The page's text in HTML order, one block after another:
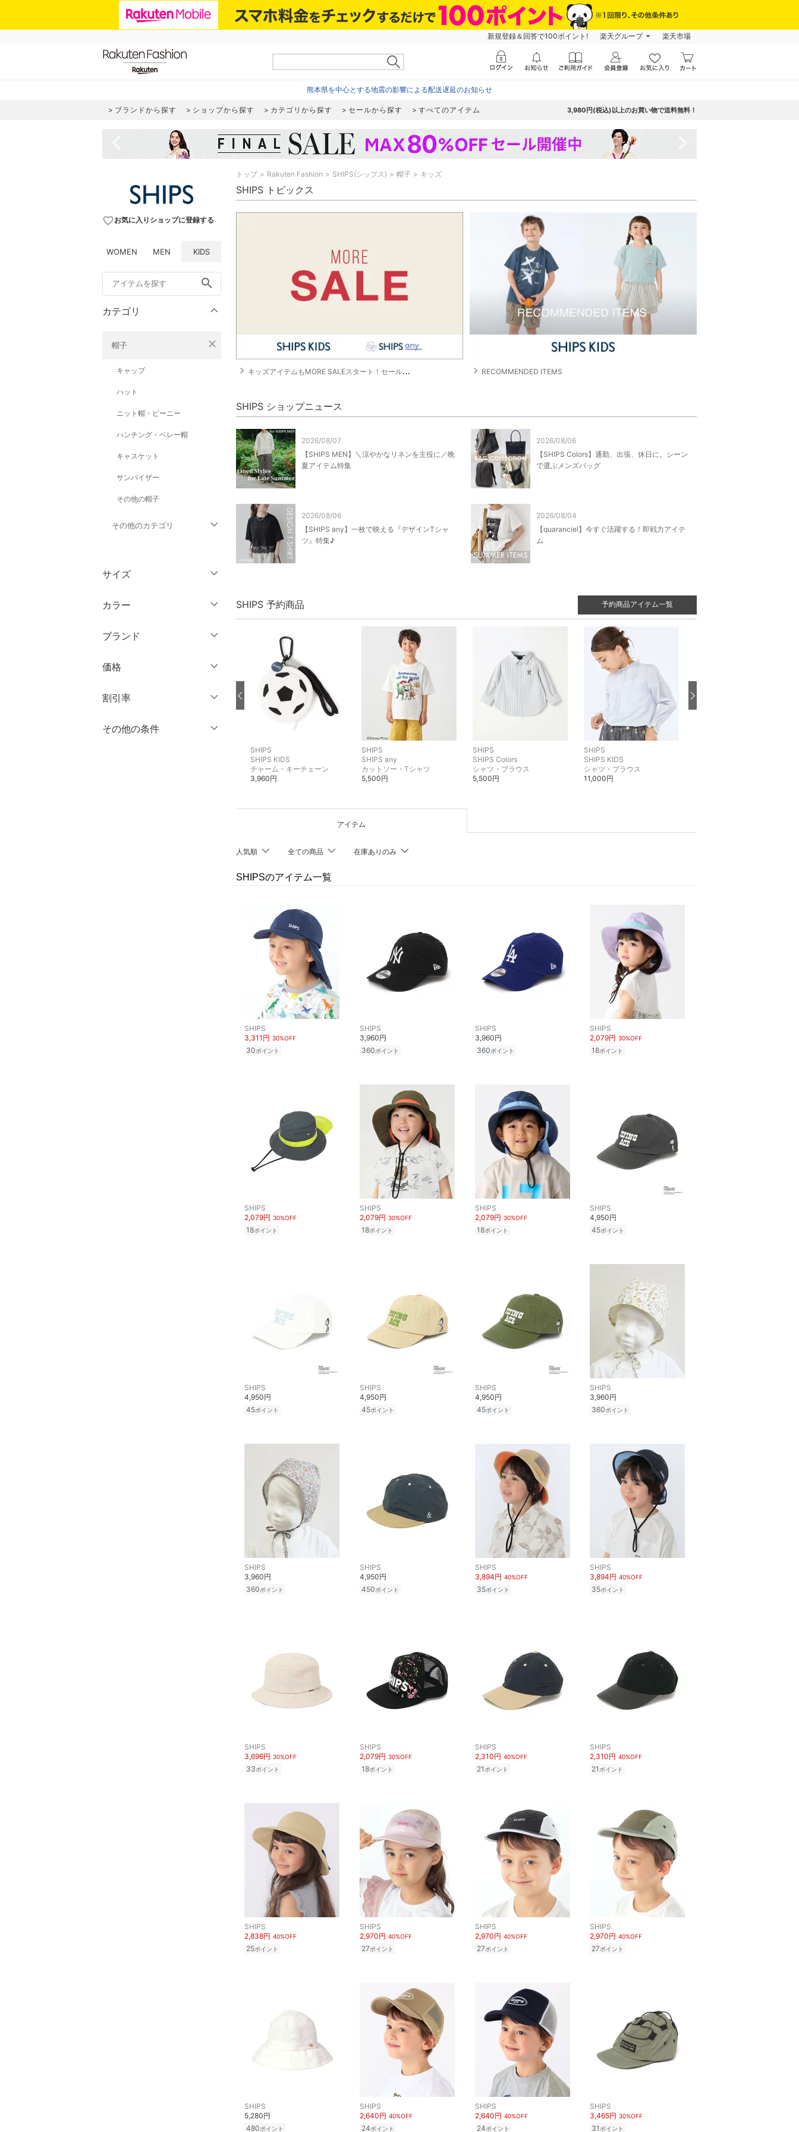
新規登録＆回答で100ポイント! 楽天グループ 楽天市場
熊本県を中心とする地震の影響による配送遅延のお知らせ
ブランドから探す ショップから探す カテゴリから探す セールから探す すべてのアイテム 3,980円(税込)以上のお買い物で送料無料！
favorite_borderお気に入りショップに登録する
WOMEN MEN KIDS
search
カテゴリ
帽子 close
キャップ
ハット
ニット帽・ビーニー
ハンチング・ベレー帽
キャスケット
サンバイザー
その他の帽子
その他のカテゴリ
ジャケット・アウター
パンツ
ワンピース・ドレス
スカート
オールインワン・オーバ
ーオール
バッグ
サイズ
M
XL
カラー
クリア
ブランド
価格
絞り込み
割引率
％OFF～ ％OFF
その他の条件
トップ Rakuten Fashion SHIPS(シップス) 帽子 キッズ
SHIPS トピックス
navigate_next キッズアイテムもMORE SALEスタート！セールアイテムが続々増加！ navigate_next RECOMMENDED ITEMS
SHIPS ショップニュース
2026/08/07
【SHIPS MEN】＼涼やかなリネンを主役に／晩
夏アイテム特集
2026/08/06
【SHIPS Colors】通勤、出張、休日に。シーン
で選ぶメンズバッグ
2026/08/06
【SHIPS any】一枚で映える『デザインTシャ
ツ』特集♪
2026/08/04
【quaranciel】今すぐ活躍する！即戦力アイテ
ム
SHIPS 予約商品 予約商品アイテム一覧
SHIPS
SHIPS KIDS
チャーム・キーチェーン
3,960円
SHIPS
SHIPS any
カットソー・Tシャツ
5,500円
SHIPS
SHIPS Colors
シャツ・ブラウス
5,500円
SHIPS
SHIPS KIDS
シャツ・ブラウス
11,000円
アイテム
人気順 全ての商品 在庫ありのみ
SHIPSのアイテム一覧
SHIPS
3,311円 30%OFF
30ポイント
SHIPS
3,960円
360ポイント
SHIPS
3,960円
360ポイント
SHIPS
2,079円 30%OFF
18ポイント
SHIPS
2,079円 30%OFF
18ポイント
SHIPS
2,079円 30%OFF
18ポイント
SHIPS
2,079円 30%OFF
18ポイント
SHIPS
4,950円
45ポイント
SHIPS
4,950円
45ポイント
SHIPS
4,950円
45ポイント
SHIPS
4,950円
45ポイント
SHIPS
3,960円
360ポイント
SHIPS
3,960円
360ポイント
SHIPS
4,950円
450ポイント
SHIPS
3,894円 40%OFF
35ポイント
SHIPS
3,894円 40%OFF
35ポイント
SHIPS
3,696円 30%OFF
33ポイント
SHIPS
2,079円 30%OFF
18ポイント
SHIPS
2,310円 40%OFF
21 ポイント
SHIPS
2,310円 40%OFF
21ポイント
SHIPS
2,838円 40%OFF
25ポイント
SHIPS
2,970円 40%OFF
27ポイント
SHIPS
2,970円 40%OFF
27ポイント
SHIPS
2,970円 40%OFF
27ポイント
SHIPS
5,280円
480ポイント
SHIPS
2,640円 40%OFF
24ポイント
SHIPS
2,640円 40%OFF
24ポイント
SHIPS
3,465円 30%OFF
31ポイント